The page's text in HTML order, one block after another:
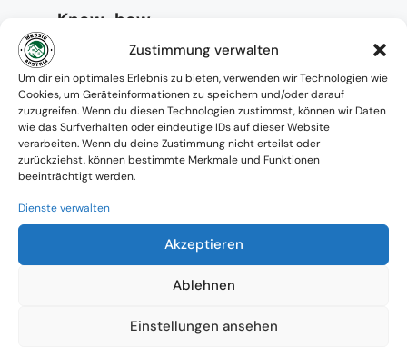
Zustimmung verwalten
Um dir ein optimales Erlebnis zu bieten, verwenden wir Technologien wie
Cookies, um Geräteinformationen zu speichern und/oder darauf
zuzugreifen. Wenn du diesen Technologien zustimmst, können wir Daten
wie das Surfverhalten oder eindeutige IDs auf dieser Website
verarbeiten. Wenn du deine Zustimmung nicht erteilst oder
zurückziehst, können bestimmte Merkmale und Funktionen
beeinträchtigt werden.
Dienste verwalten
Akzeptieren
Ablehnen
Einstellungen ansehen
Know-how
Verfügbarkeit: Österreichweit
Absolute Diskretion & keine
Zusammenarbeit mit Ämtern ohne
Einverständnis